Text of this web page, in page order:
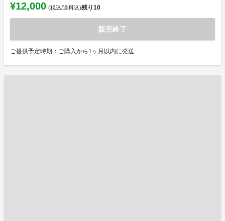
¥12,000 (税込/送料込)残り10
販売終了
ご提供予定時期：ご購入から1ヶ月以内に発送